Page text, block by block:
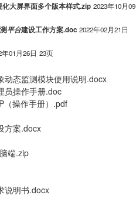
化大屏界面多个版本样式.zip 2023年10月09
平台建设工作方案.doc 2022年02月21日
年01月26日 23页
动态监测模块使用说明.docx
员操作手册.doc
（操作手册）.pdf
方案.docx
端.zip
说明书.docx